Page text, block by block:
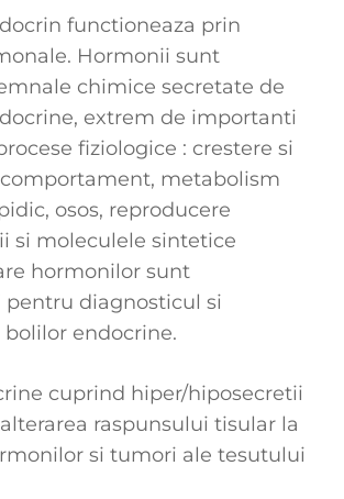
functioneaza prin
Hormonii sunt
chimice secretate de
extrem de importanti
fiziologice : crestere si
metabolism
osos, reproducere
si moleculele sintetice
hormonilor sunt
diagnosticul si
endocrine.
cuprind hiper/hiposecretii
raspunsului tisular la
si tumori ale tesutului